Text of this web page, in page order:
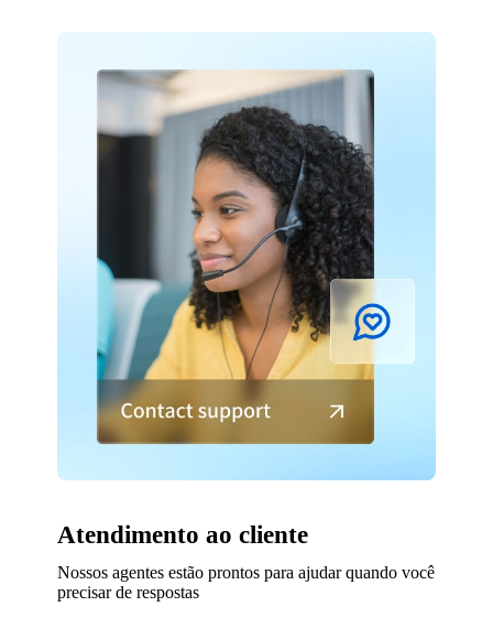
Atendimento ao cliente
Nossos agentes estão prontos para ajudar quando você
precisar de respostas